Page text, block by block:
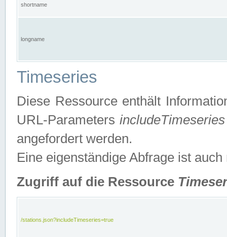
shortname
longname
Timeseries
Diese Ressource enthält
URL-ParametersincludeTimeseries
angefordert werden.
Eine eigenständige Abfrage ist auch
Zugriff auf die Ressource
/stations.json?includeTimeseries=true